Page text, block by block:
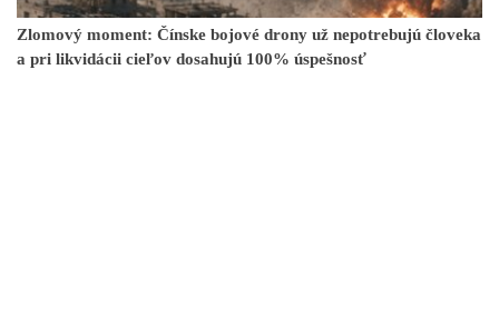
Zlomový moment: Čínske bojové drony už nepotrebujú človeka
a pri likvidácii cieľov dosahujú 100% úspešnosť